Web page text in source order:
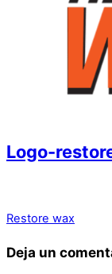
Logo-
Restore wax
Deja un